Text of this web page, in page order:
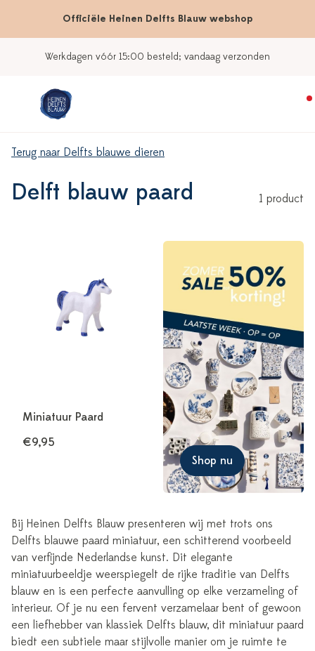
Officiële Heinen Delfts Blauw webshop
Werkdagen vóór 15:00 besteld; vandaag verzonden
Terug naar Delfts blauwe dieren
Delft blauw paard 1 product
Miniatuur Paard
€9,95
Shop nu
Bij Heinen Delfts Blauw presenteren wij met trots ons
Delfts blauwe paard miniatuur, een schitterend voorbeeld
van verfijnde Nederlandse kunst. Dit elegante
miniatuurbeeldje weerspiegelt de rijke traditie van Delfts
blauw en is een perfecte aanvulling op elke verzameling of
interieur. Of je nu een fervent verzamelaar bent of gewoon
een liefhebber van klassiek Delfts blauw, dit miniatuur paard
biedt een subtiele maar stijlvolle manier om je ruimte te